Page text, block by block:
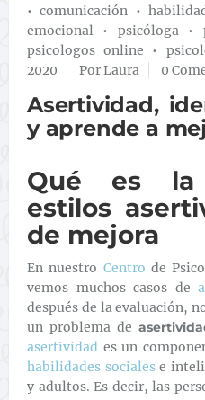
•comunicación •
emocional • psicóloga•
psicologos online •
2020
Por Laura 0
Asertividad,
y aprende a
Qué es la
estilos
de mejora
En nuestro Centro de
vemos muchos casos de
después de la evaluación,
un problema de
asertividad es un
habilidades socialese
y adultos. Es decir, las